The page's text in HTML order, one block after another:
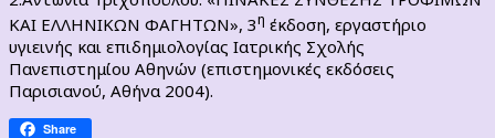
ΚΑΙ ΕΛΛΗΝΙΚΩΝ ΦΑΓΗΤΩΝ», 3η έκδοση, εργαστήριο
υγιεινής και επιδημιολογίας Ιατρικής Σχολής
Πανεπιστημίου Αθηνών (επιστημονικές εκδόσεις
Παρισιανού, Αθήνα 2004).
Share